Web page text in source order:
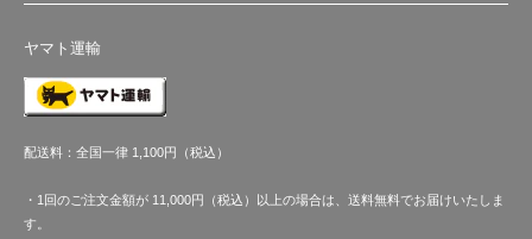
ヤマト運輸
配送料：全国一律 1,100円（税込）
・1回のご注文金額が 11,000円（税込）以上の場合は、送料無料でお届けいたしま
す。